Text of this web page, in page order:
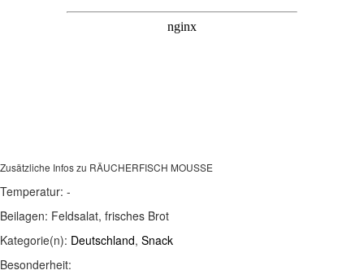
Zusätzliche Infos zu RÄUCHERFISCH MOUSSE
Temperatur: -
Beilagen: Feldsalat, frisches Brot
Kategorie(n): Deutschland, Snack
Besonderheit: